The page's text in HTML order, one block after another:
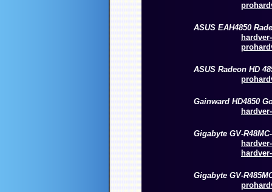
ASUS EAH4850
ASUS Radeon HD
Gainward HD4850
Gigabyte GV-
Gigabyte GV-